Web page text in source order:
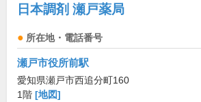
日本調剤 瀬戸薬局
所在地・電話番号
瀬戸市役所前駅
愛知県瀬戸市西追分町160
1階 [地図]